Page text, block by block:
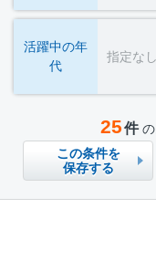
活躍中の年
代
指定なし
25件
この条件を
保存する